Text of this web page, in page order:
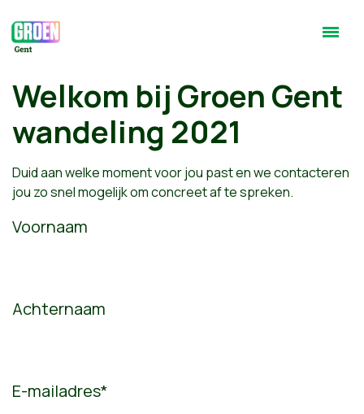
Welkom bij Groen Gent
wandeling 2021
Duid aan welke moment voor jou past en we contacteren
jou zo snel mogelijk om concreet af te spreken.
Voornaam
Achternaam
E-mailadres*